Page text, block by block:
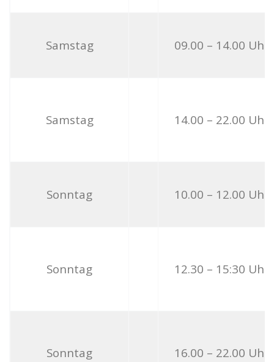
Samstag 09.00 – 14.00 Uhr
Samstag 14.00 – 22.00 Uhr
Sonntag 10.00 – 12.00 Uhr
Sonntag 12.30 – 15:30 Uhr
Sonntag 16.00 – 22.00 Uhr